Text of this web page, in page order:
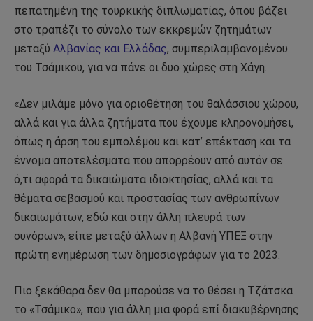
πεπατημένη της τουρκικής διπλωματίας, όπου βάζει
στο τραπέζι το σύνολο των εκκρεμών ζητημάτων
μεταξύ Αλβανίας και Ελλάδας, συμπεριλαμβανομένου
του Τσάμικου, για να πάνε οι δυο χώρες στη Χάγη.
«Δεν μιλάμε μόνο για οριοθέτηση του θαλάσσιου χώρου,
αλλά και για άλλα ζητήματα που έχουμε κληρονομήσει,
όπως η άρση του εμπολέμου και κατ’ επέκταση και τα
έννομα αποτελέσματα που απορρέουν από αυτόν σε
ό,τι αφορά τα δικαιώματα ιδιοκτησίας, αλλά και τα
θέματα σεβασμού και προστασίας των ανθρωπίνων
δικαιωμάτων, εδώ και στην άλλη πλευρά των
συνόρων», είπε μεταξύ άλλων η Αλβανή ΥΠΕΞ στην
πρώτη ενημέρωση των δημοσιογράφων για το 2023.
Πιο ξεκάθαρα δεν θα μπορούσε να το θέσει η Τζάτσκα
το «Τσάμικο», που για άλλη μια φορά επί διακυβέρνησης